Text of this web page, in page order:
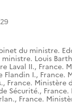
du ministre.
Louis
Laval II., France.
Flandin I., France.
, France. Ministère
Sécurité.,
, France.